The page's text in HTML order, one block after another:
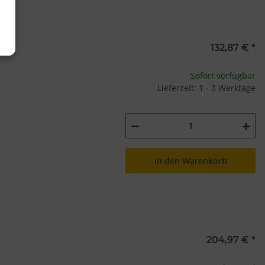
132,87 € *
Sofort verfügbar
Lieferzeit: 1 - 3 Werktage
In den Warenkorb
204,97 € *